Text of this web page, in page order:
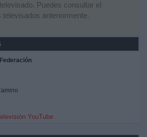
Puedes consultar el
televisados anteriormente.
YouTube